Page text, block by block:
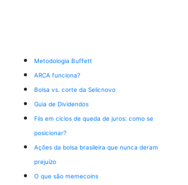
Metodologia Buffett
ARCA funciona?
Bolsa vs. corte da Selicnovo
Guia de Dividendos
Fiis em ciclos de queda de juros: como se
posicionar?
Ações da bolsa brasileira que nunca deram
prejuízo
O que são memecoins